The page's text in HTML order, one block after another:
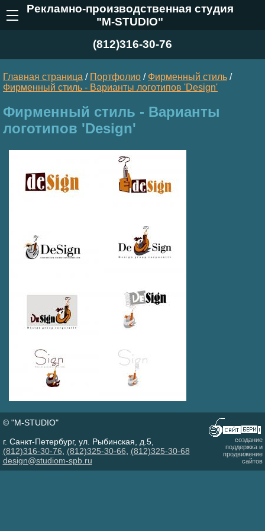
Рекламно-производственная студия
"M-STUDIO"
(812)316-30-76
Главная страница / Портфолио / Фирменный стиль /
Фирменный стиль - Варианты логотипов 'Design'
Фирменный стиль - Варианты
логотипов 'Design'
© "M-STUDIO"
г. Санкт-Петербург, ул. Рыбинская, д.5,
(812)316-30-76
(812)325-30-66
(812)325-30-68
design@studiom-spb.ru
создание
поддержка и
продвижение
сайтов